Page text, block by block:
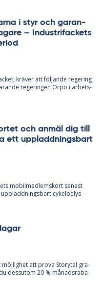
i styr och ga­ran­
– In­du­stri­fac­kets
krä­ver att föl­jan­de re­ge­ring
re­ge­ring­en Orpo i ar­bets­
och an­mäl dig till
ett upp­ladd­nings­bart
mo­bil­med­lems­kort se­nast
upp­ladd­nings­bart cy­kel­be­lys­
möj­lig­het att prova Sto­ry­tel gra­
dess­utom 20 % må­nads­ra­ba­